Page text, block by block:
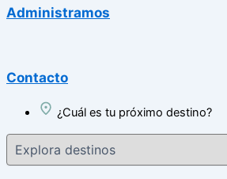
Administramos
Contacto
¿Cuál es tu próximo destino?